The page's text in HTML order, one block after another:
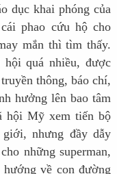
dục khai phóng của
phao cứu hộ cho
mắn thì tìm thấy.
quá nhiều, được
thông, báo chí,
hưởng lên bao tâm
hội Mỹ xem tiến bộ
giới, nhưng đầy dẫy
những superman,
về con đường